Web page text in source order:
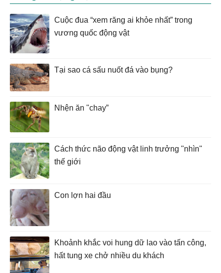
Cuộc đua “xem răng ai khỏe nhất” trong
vương quốc động vật
Tại sao cá sấu nuốt đá vào bụng?
Nhện ăn "chay”
Cách thức não động vật linh trưởng "nhìn"
thế giới
Con lợn hai đầu
Khoảnh khắc voi hung dữ lao vào tấn công,
hất tung xe chở nhiều du khách